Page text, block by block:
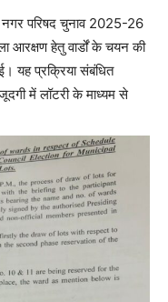
नगर परिषद चुनाव 2025-26
आरक्षण हेतु वार्डों के चयन की
यह प्रक्रिया संबंधित
में लॉटरी के माध्यम से